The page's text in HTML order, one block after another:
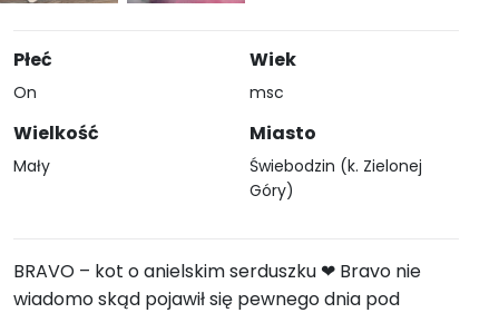
Płeć
On
Wielkość
Mały
Wiek
msc
Miasto
Świebodzin (k. Zielonej
Góry)
BRAVO – kot o anielskim serduszku ❤ Bravo nie
wiadomo skąd pojawił się pewnego dnia pod